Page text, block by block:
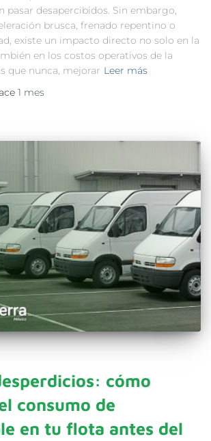
pasar desapercibidos. Sin embargo,
brusca, frenado repentino o
existe un impacto directo no solo en la
en los costos operativos de la
que nunca, mejorar Leer más
1 mes
cómo
consumo de
en tu flota antes del